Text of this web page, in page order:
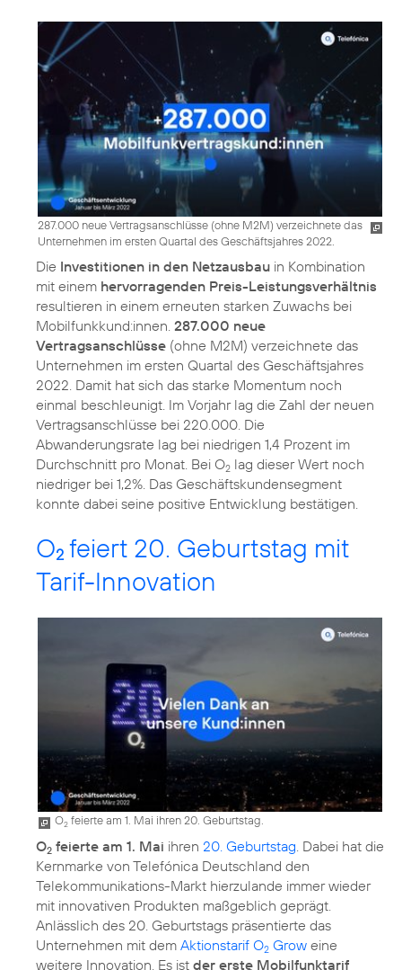
287.000 neue Vertragsanschlüsse (ohne M2M) verzeichnete das
Unternehmen im ersten Quartal des Geschäftsjahres 2022.
Die Investitionen in den Netzausbau in Kombination
mit einem hervorragenden Preis-Leistungsverhältnis
resultieren in einem erneuten starken Zuwachs bei
Mobilfunkkund:innen. 287.000 neue
Vertragsanschlüsse (ohne M2M) verzeichnete das
Unternehmen im ersten Quartal des Geschäftsjahres
2022. Damit hat sich das starke Momentum noch
einmal beschleunigt. Im Vorjahr lag die Zahl der neuen
Vertragsanschlüsse bei 220.000. Die
Abwanderungsrate lag bei niedrigen 1,4 Prozent im
Durchschnitt pro Monat. Bei O2 lag dieser Wert noch
niedriger bei 1,2%. Das Geschäftskundensegment
konnte dabei seine positive Entwicklung bestätigen.
O2 feiert 20. Geburtstag mit
Tarif-Innovation
O2 feierte am 1. Mai ihren 20. Geburtstag.
O2 feierte am 1. Mai ihren 20. Geburtstag. Dabei hat die
Kernmarke von Telefónica Deutschland den
Telekommunikations-Markt hierzulande immer wieder
mit innovativen Produkten maßgeblich geprägt.
Anlässlich des 20. Geburtstags präsentierte das
Unternehmen mit dem Aktionstarif O2 Grow eine
weitere Innovation. Es ist der erste Mobilfunktarif